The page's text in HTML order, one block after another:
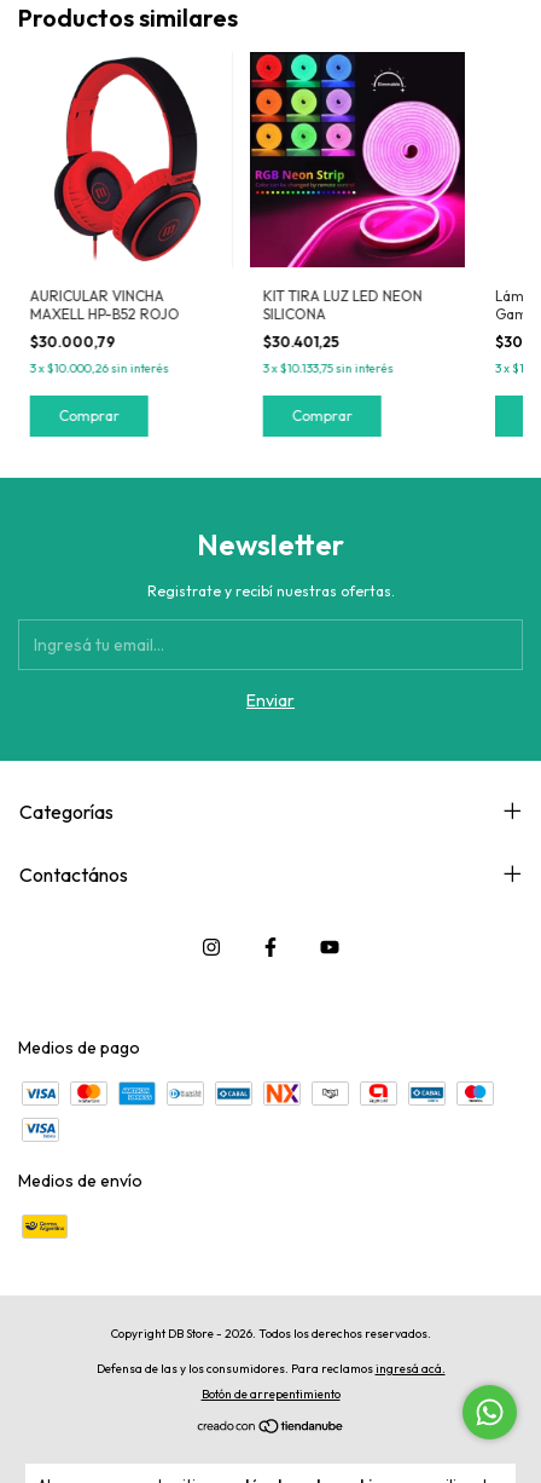
Productos similares
AURICULAR VINCHA
MAXELL HP-B52 ROJO
$30.000,79
3x$10.000,26sin interés
KIT TIRA LUZ LED NEON
SILICONA
$30.401,25
3x$10.133,75sin interés 3x
Newsletter
Registrate y recibí nuestras ofertas.
Categorías
Contactános
Medios de pago
Medios de envío
Copyright DB Store - 2026. Todos los derechos reservados.
Defensa de las y los consumidores. Para reclamosingresá acá.
Botón de arrepentimiento